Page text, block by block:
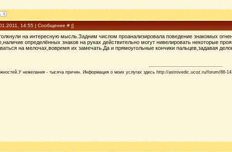
14:55 | Сообщение # 6
на интересную мысль.Задним числом проанализировала поведение знакомых
определённых знаков на руках действительно могут нивелировать некоторые
на мелочах,вовремя их замечать.Да и прямоугольные кончики пальцев,задавая
нежелания - тысяча причин. Информация о моих услугах здесь http://astrovedic.ucoz.ru/forum/86-